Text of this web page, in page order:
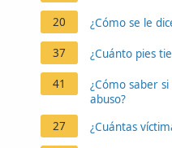
20 ¿Cómo se le
37 ¿Cuánto pies
41
¿Cómo saber
abuso?
27
¿Cuántas